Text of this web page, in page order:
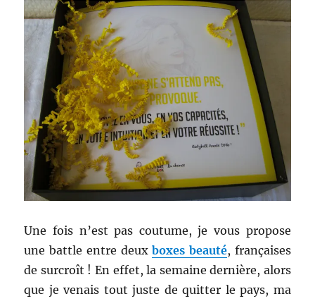
Fruzina
Une fois n’est pas coutume, je vous propose
une battle entre deuxboxes beauté, françaises
de surcroît ! En effet, la semaine dernière, alors
que je venais tout juste de quitter le pays, ma